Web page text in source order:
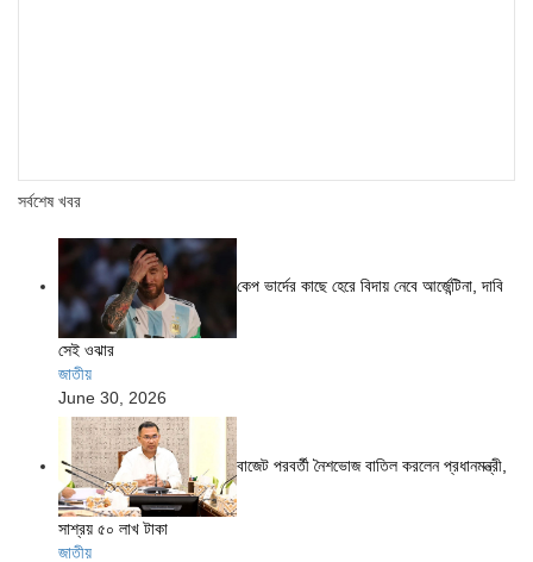
সর্বশেষ খবর
কেপ ভার্দের কাছে হেরে বিদায় নেবে আর্জেন্টিনা, দাবি
সেই ওঝার
জাতীয়
June 30, 2026
বাজেট পরবর্তী নৈশভোজ বাতিল করলেন প্রধানমন্ত্রী,
সাশ্রয় ৫০ লাখ টাকা
জাতীয়